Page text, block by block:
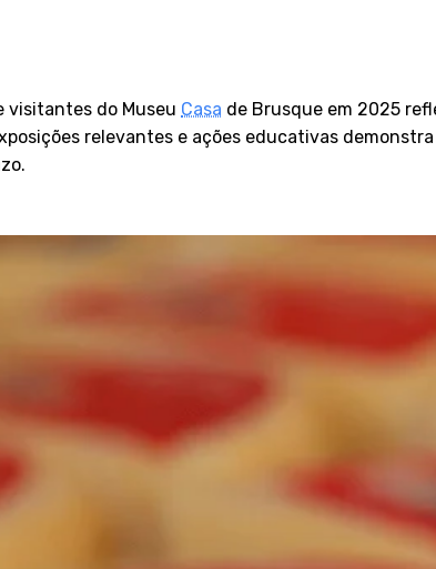
visitantes do Museu Casa de Brusque em 2025
relevantes e ações educativas